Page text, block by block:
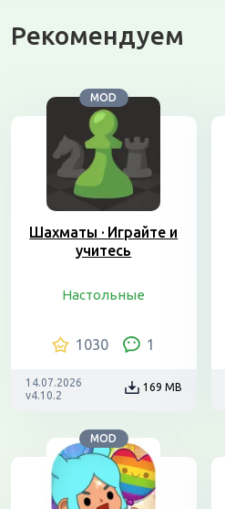
Рекомендуем
MOD
Шахматы · Играйте и
учитесь
Настольные
1030 1
14.07.2026
v4.10.2
169 MB
MOD